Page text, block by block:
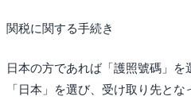
関税に関する手続き
日本の方であれば「護照號碼」を
「日本」を選び、受け取り先と